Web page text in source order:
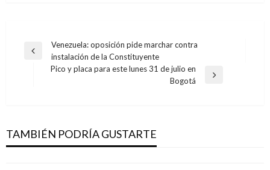
Navegación
Entrada
anterior
Venezuela: oposición pide marchar contra
instalación de la Constituyente
Pico y placa para este lunes 31 de julio en
Bogotá
TAMBIÉN PODRÍA GUSTARTE
en Bogotá
Ariel Cabrera miércoles noviembre 24, 2010